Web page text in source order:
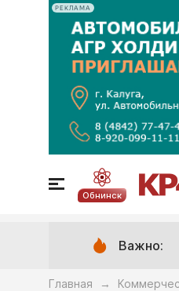
РЕКЛАМА
Обнинск
Важно:
Главная →